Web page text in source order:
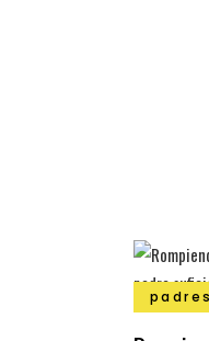
padres